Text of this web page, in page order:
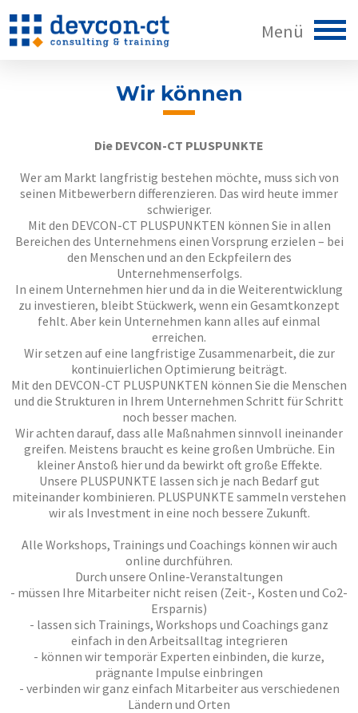
Wir
Wir sind
Wir mögen
Wir können
Offene Trainings
Denkzettel
grow-how4.0
Datenschutz Impressum
Wir können
Die DEVCON-CT PLUSPUNKTE
Wer am Markt langfristig bestehen möchte, muss sich von
seinen Mitbewerbern differenzieren. Das wird heute immer
schwieriger.
Mit den DEVCON-CT PLUSPUNKTEN können Sie in allen
Bereichen des Unternehmens einen Vorsprung erzielen – bei
den Menschen und an den Eckpfeilern des
Unternehmenserfolgs.
In einem Unternehmen hier und da in die Weiterentwicklung
zu investieren, bleibt Stückwerk, wenn ein Gesamtkonzept
fehlt. Aber kein Unternehmen kann alles auf einmal
erreichen.
Wir setzen auf eine langfristige Zusammenarbeit, die zur
kontinuierlichen Optimierung beiträgt.
Mit den DEVCON-CT PLUSPUNKTEN können Sie die Menschen
und die Strukturen in Ihrem Unternehmen Schritt für Schritt
noch besser machen.
Wir achten darauf, dass alle Maßnahmen sinnvoll ineinander
greifen. Meistens braucht es keine großen Umbrüche. Ein
kleiner Anstoß hier und da bewirkt oft große Effekte.
Unsere PLUSPUNKTE lassen sich je nach Bedarf gut
miteinander kombinieren. PLUSPUNKTE sammeln verstehen
wir als Investment in eine noch bessere Zukunft.
Alle Workshops, Trainings und Coachings können wir auch
online durchführen.
Durch unsere Online-Veranstaltungen
- müssen Ihre Mitarbeiter nicht reisen (Zeit-, Kosten und Co2-
Ersparnis)
- lassen sich Trainings, Workshops und Coachings ganz
einfach in den Arbeitsalltag integrieren
- können wir temporär Experten einbinden, die kurze,
prägnante Impulse einbringen
- verbinden wir ganz einfach Mitarbeiter aus verschiedenen
Ländern und Orten